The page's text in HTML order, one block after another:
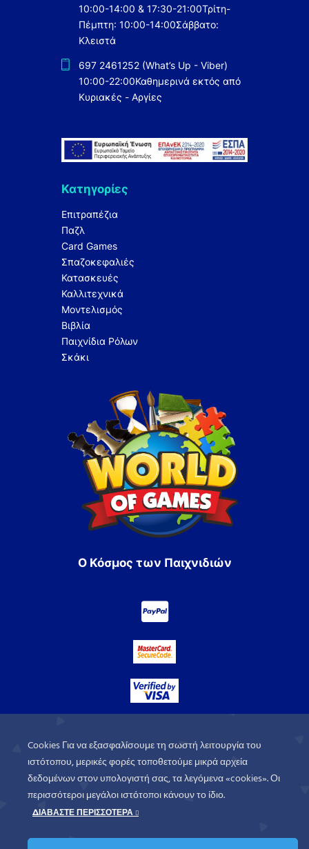
10:00-14:00 & 17:30-21:00Τρίτη-
Πέμπτη: 10:00-14:00Σάββατο:
Κλειστά
697 2461252 (What’s Up - Viber)
10:00-22:00Καθημερινά εκτός από
Κυριακές - Αργίες
Κατηγορίες
Επιτραπέζια
Παζλ
Card Games
Σπαζοκεφαλιές
Κατασκευές
Καλλιτεχνικά
Μοντελισμός
Βιβλία
Παιχνίδια Ρόλων
Σκάκι
Ο Κόσμος των Παιχνιδιών
Cookies Για να εξασφαλίσουμε τη σωστή λειτουργία του
ιστότοπου, μερικές φορές τοποθετούμε μικρά αρχεία
δεδομένων στον υπολογιστή σας, τα λεγόμενα «cookies». Οι
περισσότεροι μεγάλοι ιστότοποι κάνουν το ίδιο.
ΔΙΑΒΑΣΤΕ ΠΕΡΙΣΣΟΤΕΡΑ